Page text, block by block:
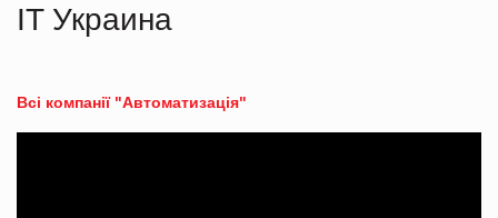
IT Украина
Всі компанії "Автоматизація"